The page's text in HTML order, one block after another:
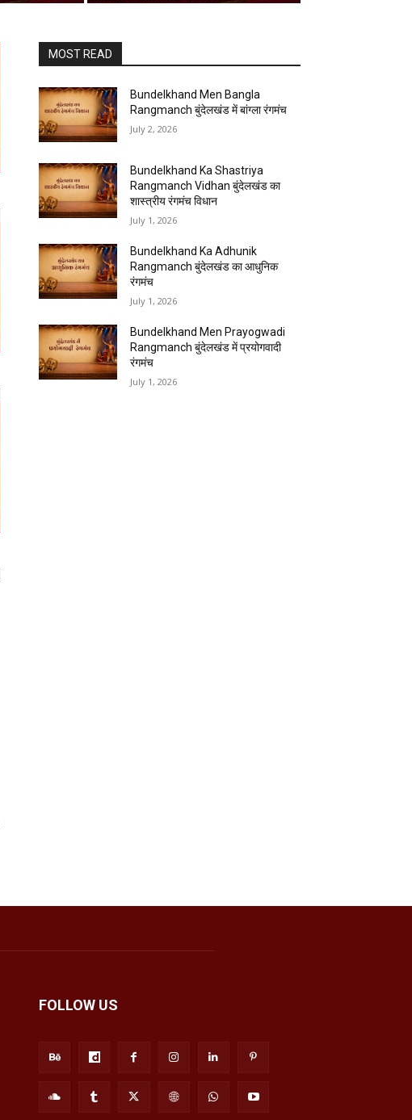
MOST READ
Bundelkhand Men Bangla
Rangmanch बुंदेलखंड में बांग्ला रंगमंच
July 2, 2026
Bundelkhand Ka Shastriya
Rangmanch Vidhan बुंदेलखंड का
शास्त्रीय रंगमंच विधान
July 1, 2026
Bundelkhand Ka Adhunik
Rangmanch बुंदेलखंड का आधुनिक
रंगमंच
July 1, 2026
Bundelkhand Men Prayogwadi
Rangmanch बुंदेलखंड में प्रयोगवादी
रंगमंच
July 1, 2026
FOLLOW US